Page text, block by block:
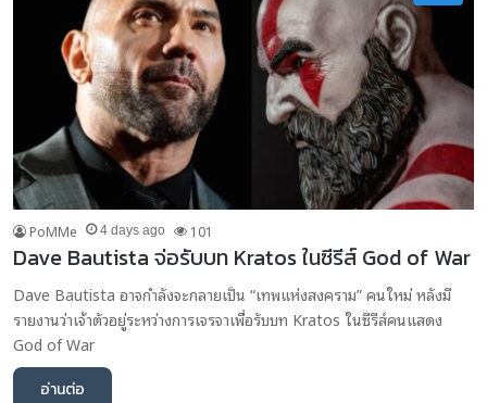
PoMMe 4 days ago 101
Dave Bautista จ่อรับบท Kratos ในซีรีส์ God of War
Dave Bautista อาจกำลังจะกลายเป็น “เทพแห่งสงคราม” คนใหม่ หลังมี
รายงานว่าเจ้าตัวอยู่ระหว่างการเจรจาเพื่อรับบท Kratos ในซีรีส์คนแสดง
God of War
อ่านต่อ